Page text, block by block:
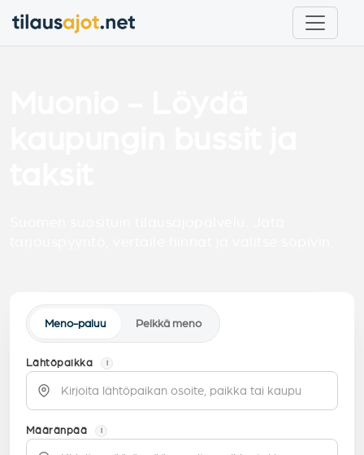
Meno-paluu Pelkkä meno
Lähtöpaikka i
Määränpää i